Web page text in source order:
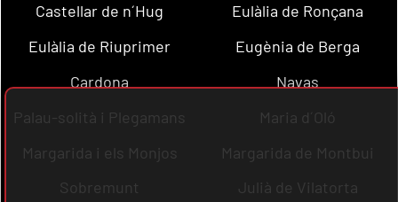
Castellar de n´Hug
Eulàlia de Ronçana
Eulàlia de Riuprimer
Eugènia de Berga
Cardona
Navas
Palau-solità i Plegamans
Maria d´Oló
Margarida i els Monjos
Margarida de Montbui
Sobremunt
Julià de Vilatorta